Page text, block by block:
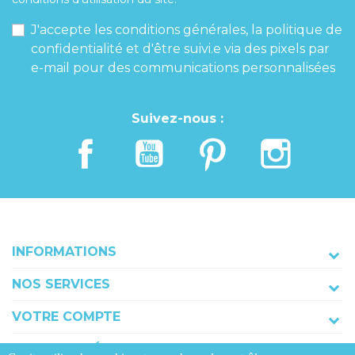
J'accepte les conditions générales, la politique de
confidentialité et d'être suivi.e via des pixels par
e-mail pour des communications personnalisées
Suivez-nous :
INFORMATIONS
NOS SERVICES
VOTRE COMPTE